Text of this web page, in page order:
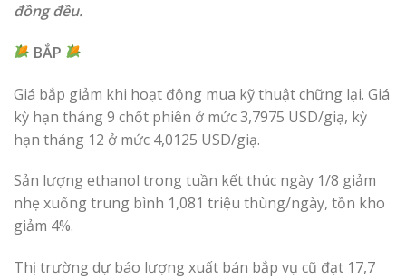
đồng đều.
BẮP
Giá bắp giảm khi hoạt động mua kỹ thuật chững lại. Giá
kỳ hạn tháng 9 chốt phiên ở mức 3,7975 USD/giạ, kỳ
hạn tháng 12 ở mức 4,0125 USD/giạ.
Sản lượng ethanol trong tuần kết thúc ngày 1/8 giảm
nhẹ xuống trung bình 1,081 triệu thùng/ngày, tồn kho
giảm 4%.
Thị trường dự báo lượng xuất bán bắp vụ cũ đạt 17,7